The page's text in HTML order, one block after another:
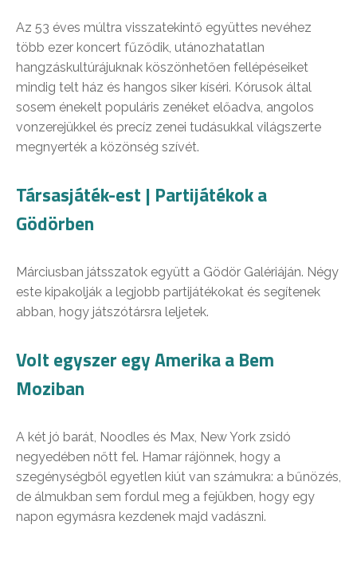
Az 53 éves múltra visszatekintő együttes nevéhez
több ezer koncert fűződik, utánozhatatlan
hangzáskultúrájuknak köszönhetően fellépéseiket
mindig telt ház és hangos siker kíséri. Kórusok által
sosem énekelt populáris zenéket előadva, angolos
vonzerejükkel és precíz zenei tudásukkal világszerte
megnyerték a közönség szívét.
Társasjáték-est | Partijátékok a
Gödörben
Márciusban játsszatok együtt a Gödör Galériáján. Négy
este kipakolják a legjobb partijátékokat és segítenek
abban, hogy játszótársra leljetek.
Volt egyszer egy Amerika a Bem
Moziban
A két jó barát, Noodles és Max, New York zsidó
negyedében nőtt fel. Hamar rájönnek, hogy a
szegénységből egyetlen kiút van számukra: a bűnözés,
de álmukban sem fordul meg a fejükben, hogy egy
napon egymásra kezdenek majd vadászni.